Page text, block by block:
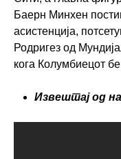
Баерн Минхен
асистенција,
Родригез од
кога Колумбиецот
Извештај од